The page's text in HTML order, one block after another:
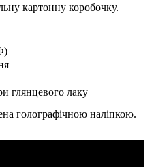
картонну коробочку.
глянцевого лаку
голографічною наліпкою.